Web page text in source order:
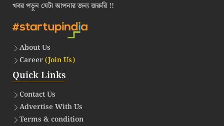
খবর পড়ুন যেটা আপনার জন্য জরুরি !!
About Us
Career(Join Us)
Quick Links
Contact Us
Advertise With Us
Terms & condition